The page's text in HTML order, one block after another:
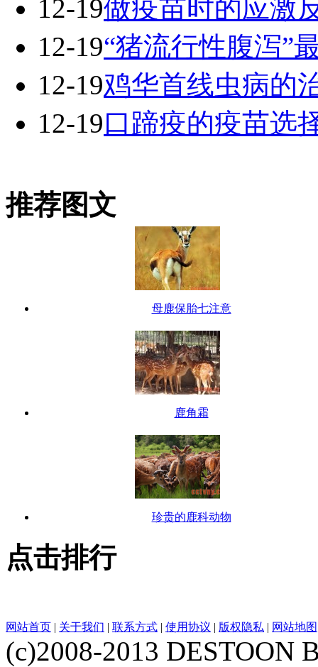
12-19做疫苗时的应激
12-19“猪流行性腹泻”
12-19鸡华首线虫病的
12-19口蹄疫的疫苗选
推荐图文
母鹿保胎七注意
鹿角霜
珍贵的鹿科动物
点击排行
网站首页 | 关于我们 | 联系方式 | 使用协议 | 版权隐私 | 网站地图
(c)2008-2013 DESTOON